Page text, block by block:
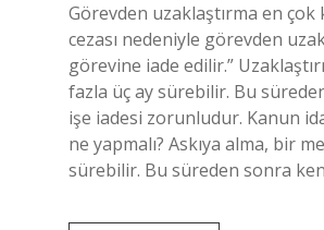
Görevden uzaklaştırma en çok
cezası nedeniyle görevden
görevine iade edilir.”
fazla üç ay sürebilir. Bu
işe iadesi zorunludur. Kanun
ne yapmalı? Askıya alma, bir
sürebilir. Bu süreden sonra